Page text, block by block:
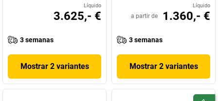
Líquido
3.625,- €
3 semanas
Mostrar 2 variantes
Líquido
a partir de 1.360,- €
3 semanas
Mostrar 2 variantes